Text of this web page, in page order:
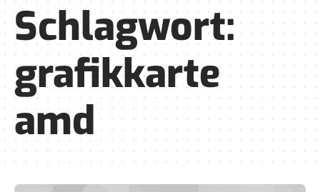
Schlagwort:
grafikkarte
amd